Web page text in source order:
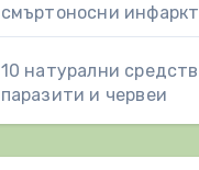
смъртоносни
10 натурални
паразити и червеи